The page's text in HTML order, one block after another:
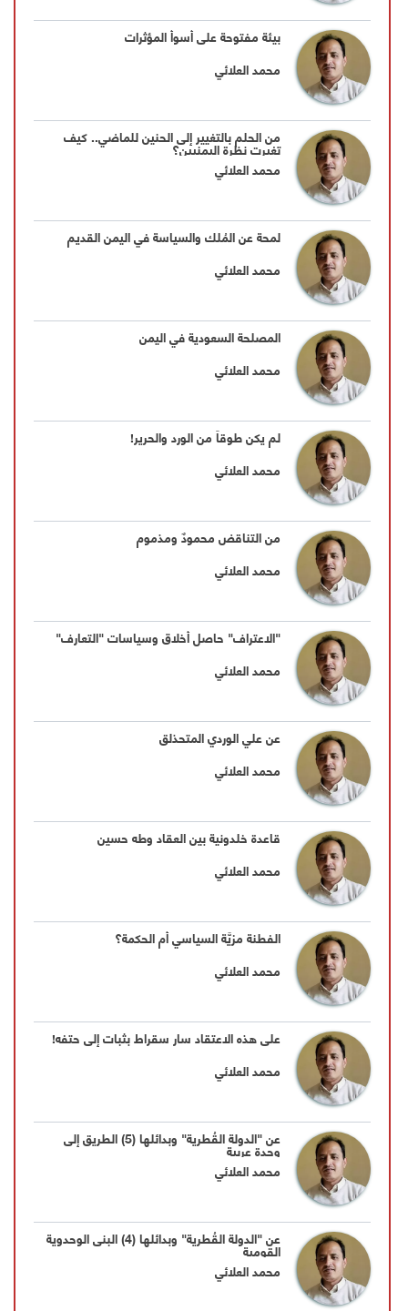
بيئة مفتوحة على أسوأ المؤثرات
محمد العلائي
من الحلم بالتغيير إلى الحنين للماضي.. كيف
تغيرت نظرة اليمنيين؟
محمد العلائي
لمحة عن المُلك والسياسة في اليمن القديم
محمد العلائي
المصلحة السعودية في اليمن
محمد العلائي
لم يكن طوقاً من الورد والحرير!
محمد العلائي
من التناقض محمودٌ ومذموم
محمد العلائي
"الاعتراف" حاصل أخلاق وسياسات "التعارف"
محمد العلائي
عن علي الوردي المتحذلق
محمد العلائي
قاعدة خلدونية بين العقاد وطه حسين
محمد العلائي
الفطنة مزيَّة السياسي أم الحكمة؟
محمد العلائي
على هذه الاعتقاد سار سقراط بثبات إلى حتفه!
محمد العلائي
عن "الدولة القُطرية" وبدائلها (5) الطريق إلى
وحدة عربية
محمد العلائي
عن "الدولة القُطرية" وبدائلها (4) البنى الوحدوية
القومية
محمد العلائي